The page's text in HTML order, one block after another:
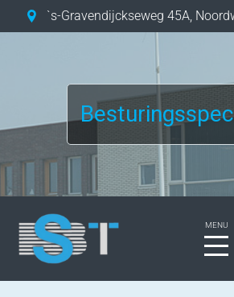
`s-Gravendijckseweg 45A,